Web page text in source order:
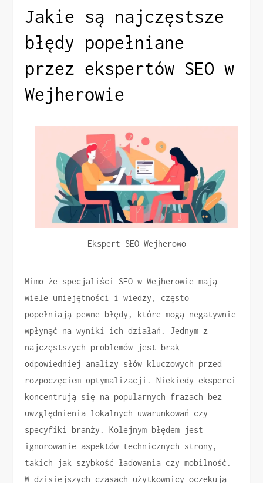
Jakie są najczęstsze
błędy popełniane
przez ekspertów SEO w
Wejherowie
Ekspert SEO Wejherowo
Mimo że specjaliści SEO w Wejherowie mają
wiele umiejętności i wiedzy, często
popełniają pewne błędy, które mogą negatywnie
wpłynąć na wyniki ich działań. Jednym z
najczęstszych problemów jest brak
odpowiedniej analizy słów kluczowych przed
rozpoczęciem optymalizacji. Niekiedy eksperci
koncentrują się na popularnych frazach bez
uwzględnienia lokalnych uwarunkowań czy
specyfiki branży. Kolejnym błędem jest
ignorowanie aspektów technicznych strony,
takich jak szybkość ładowania czy mobilność.
W dzisiejszych czasach użytkownicy oczekują